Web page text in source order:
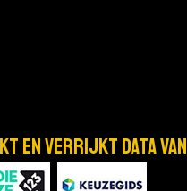
en verrijkt data van